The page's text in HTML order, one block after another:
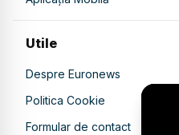
Utile
Despre Euronews
Politica Cookie
Formular de contact